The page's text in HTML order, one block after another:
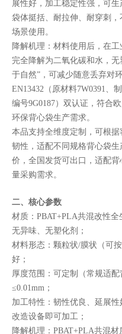
展性好，加工稳定性强，可
袋体挺括、耐拉伸、耐穿刺
场景使用。
降解机理：材料使用后，在
完全降解为二氧化碳和水，
于自然”，可减少随意丢弃对
EN13432（原材料7W0391、
编号9G0187）双认证，符合
环保背心袋生产需求。
本品支持全维度定制，可根据
韧性，适配不同规格背心袋
价，全国发货可出口，适配
量采购需求。
二、核心参数
材质：PBAT+PLA共混改性
无异味、无塑化剂；
材料形态：颗粒状/膜状（可
好；
厚度范围：可定制（常规适
≤0.01mm；
加工特性：韧性优良、延展
改造设备即可加工；
降解机理：PBAT+PLA共混